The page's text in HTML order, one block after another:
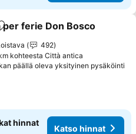
suosikkeihin
per ferie Don Bosco
492
kohteesta Città antica
päällä oleva yksityinen pysäköinti
hinnat
Katso hinnat